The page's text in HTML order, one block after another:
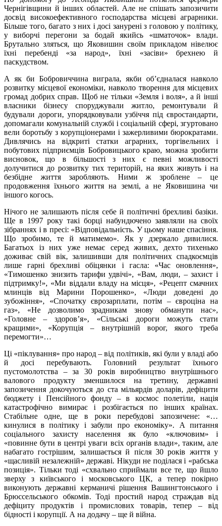
Чернігівщини й інших областей. Але не спішать запозичити
досвід високоефективного господарства місцеві аграрники.
Більше того, багато з них і досі занурені з головою у політику,
у виборчі перегони за бодай якийсь «шматочок» влади.
Брутально зляться, що Яковишин своїм прикладом нівелює
їхні перебенді «за народ», їхні «засіви» брехнею й
паскудством.
А як би Бобровиччина виграла, якби об’єдналася навколо
розвитку місцевої економіки, навколо творення для місцевих
громад добрих справ. Щоб не тільки «Земля і воля», а й інші
власники бізнесу споруджували житло, ремонтували й
будували дороги, упорядковували узбіччя під євростандарти,
допомагали комунальній службі і соціальній сфері, згуртовано
вели боротьбу з корупціонерами і зажерливими бюрократами.
Дивлячись на відкриті статки аграрних, торгівельних і
побутових підприємців Бобровицького краю, можна зробити
висновок, що в більшості з них є певні можливості
долучитися до розвитку тих територій, на яких живуть і на
безбідне життя заробляють. Ними ж зроблене – це
продовження їхнього життя на землі, а не Яковишина чи
іншого когось.
Нічого не залишають після себе й політичні брехливі базіки.
Ще в 1997 року такі борці набундючено заявляли на своїх
зібраннях і в пресі: «Відповідальність. У цьому наше спасіння.
Що зробимо, те й матимемо». Як у дзеркало дивилися.
Багатьох із них уже немає серед живих, дехто тихенько
доживає свій вік, залишивши для політичних спадкоємців
лише гарні брехливі обіцянки і гасла: «Час оновлення»,
«Тимошенко знизить тарифи удвічі», «Вам, люди, – захист і
підтримку!», «Ми віддали владу на місця», «Рецепт смачних
млинців від Марини Порошенко», «Люди доведені до
зубожіння», «Спочатку єврозарплати, потім – євроціна на
газ», «Не дозволимо зрадникам знову обманути нас»,
«Головне – здоров’я», «Сільські дороги можуть стати
кращими», «Корупція – внутрішній ворог, якого треба
перемогти»…
Ці «піклування» про народ – від політиків, які були у владі або
й досі перебувають. Головний результат їхнього
пустомолотства – за 30 років виробництво внутрішнього
валового продукту зменшилося на третину, державні
запозичення докочуються до ста мільярдів доларів, дефіцити
бюджету і Пенсійного фонду – в космос полетіли, нація
катастрофічно вимирає і розбігається по інших країнах.
Стабільне одне, ще в роки перебудові запозичене: «…
кинулися в політику і забули про економіку». А питання
соціального захисту населення як було «ключовим» і
«повинне бути в центрі уваги всіх органів влади», таким, але
набагато гострішим, залишається й після 30 років життя у
«щасливій незалежній» державі. Нікуди не поділася і «рабська
позиція». Тільки тоді «схвально сприймали все те, що йшло
зверху з київського і московського ЦК, а тепер покірно
виконують державні керманичі рішення Вашингтонського і
Брюссельського обкомів. Тоді простий народ страждав від
дефіциту продуктів і промислових товарів, тепер – від
бідності і корупції. А на додачу – ще й війна.